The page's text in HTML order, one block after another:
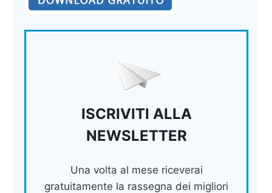
ISCRIVITI ALLA
NEWSLETTER
Una volta al mese riceverai
gratuitamente la rassegna dei migliori